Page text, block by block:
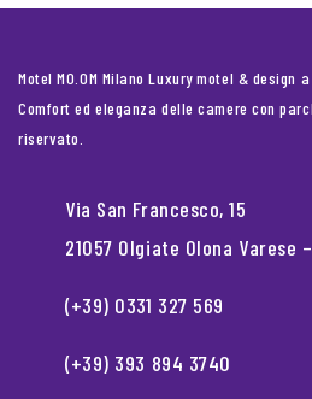
Motel MO.OM Milano Luxury motel & design
Comfort ed eleganza delle camere con
riservato.
Via San Francesco, 15
21057 Olgiate Olona Varese
(+39) 0331 327 569
(+39) 393 894 3740